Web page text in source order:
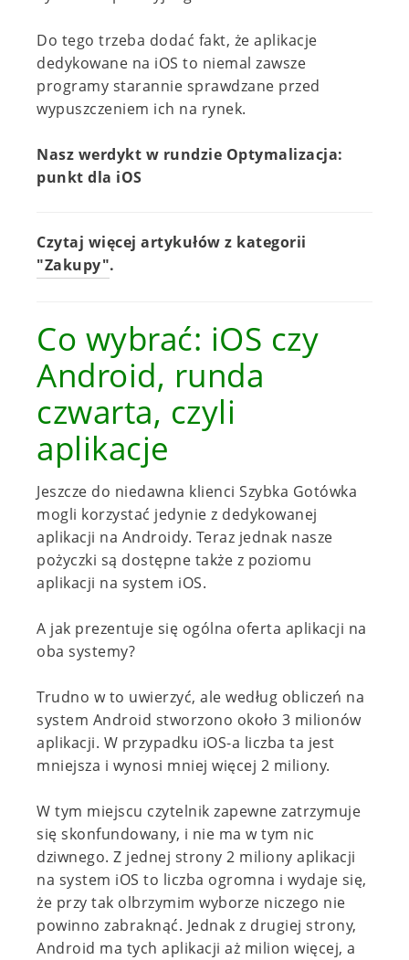
Do tego trzeba dodać fakt, że aplikacje
dedykowane na iOS to niemal zawsze
programy starannie sprawdzane przed
wypuszczeniem ich na rynek.
Nasz werdykt w rundzie Optymalizacja:
punkt dla iOS
Czytaj więcej artykułów z kategorii
"Zakupy".
Co wybrać: iOS czy
Android, runda
czwarta, czyli
aplikacje
Jeszcze do niedawna klienci Szybka Gotówka
mogli korzystać jedynie z dedykowanej
aplikacji na Androidy. Teraz jednak nasze
pożyczki są dostępne także z poziomu
aplikacji na system iOS.
A jak prezentuje się ogólna oferta aplikacji na
oba systemy?
Trudno w to uwierzyć, ale według obliczeń na
system Android stworzono około 3 milionów
aplikacji. W przypadku iOS-a liczba ta jest
mniejsza i wynosi mniej więcej 2 miliony.
W tym miejscu czytelnik zapewne zatrzymuje
się skonfundowany, i nie ma w tym nic
dziwnego. Z jednej strony 2 miliony aplikacji
na system iOS to liczba ogromna i wydaje się,
że przy tak olbrzymim wyborze niczego nie
powinno zabraknąć. Jednak z drugiej strony,
Android ma tych aplikacji aż milion więcej, a